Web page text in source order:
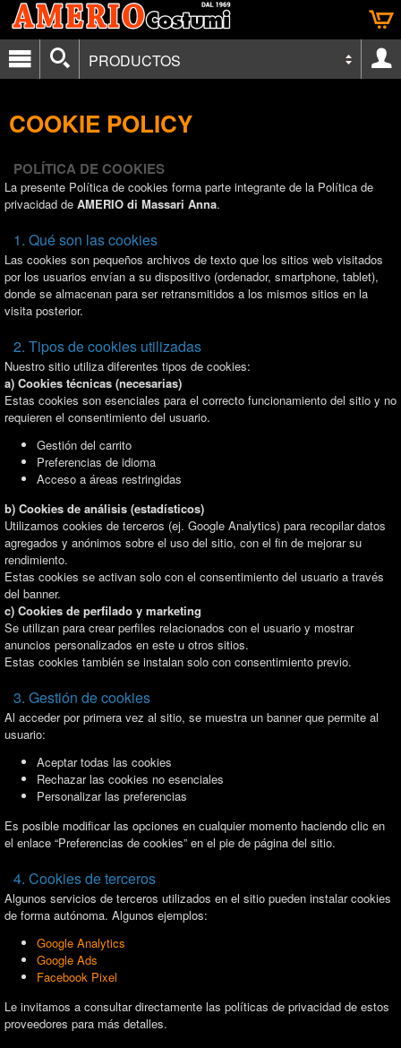
PRODUCTOS
COOKIE POLICY
POLÍTICA DE COOKIES
La presente Política de cookies forma parte integrante de la Política de
privacidad de AMERIO di Massari Anna.
1. Qué son las cookies
Las cookies son pequeños archivos de texto que los sitios web visitados
por los usuarios envían a su dispositivo (ordenador, smartphone, tablet),
donde se almacenan para ser retransmitidos a los mismos sitios en la
visita posterior.
2. Tipos de cookies utilizadas
Nuestro sitio utiliza diferentes tipos de cookies:
a) Cookies técnicas (necesarias)
Estas cookies son esenciales para el correcto funcionamiento del sitio y no
requieren el consentimiento del usuario.
Gestión del carrito
Preferencias de idioma
Acceso a áreas restringidas
b) Cookies de análisis (estadísticos)
Utilizamos cookies de terceros (ej. Google Analytics) para recopilar datos
agregados y anónimos sobre el uso del sitio, con el fin de mejorar su
rendimiento.
Estas cookies se activan solo con el consentimiento del usuario a través
del banner.
c) Cookies de perfilado y marketing
Se utilizan para crear perfiles relacionados con el usuario y mostrar
anuncios personalizados en este u otros sitios.
Estas cookies también se instalan solo con consentimiento previo.
3. Gestión de cookies
Al acceder por primera vez al sitio, se muestra un banner que permite al
usuario:
Aceptar todas las cookies
Rechazar las cookies no esenciales
Personalizar las preferencias
Es posible modificar las opciones en cualquier momento haciendo clic en
el enlace “Preferencias de cookies” en el pie de página del sitio.
4. Cookies de terceros
Algunos servicios de terceros utilizados en el sitio pueden instalar cookies
de forma autónoma. Algunos ejemplos:
Google Analytics
Google Ads
Facebook Pixel
Le invitamos a consultar directamente las políticas de privacidad de estos
proveedores para más detalles.